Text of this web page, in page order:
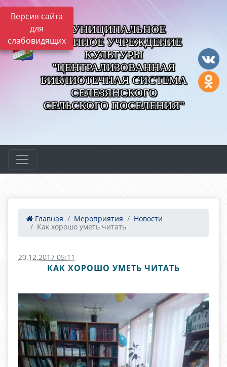
Версия сайта
для
слабовидящих
МУНИЦИПАЛЬНОЕ
КАЗЕННОЕ УЧРЕЖДЕНИЕ
КУЛЬТУРЫ
"ЦЕНТРАЛИЗОВАННАЯ
БИБЛИОТЕЧНАЯ СИСТЕМА
СЕЛЕЗЯНСКОГО
СЕЛЬСКОГО ПОСЕЛЕНИЯ"
Главная Мероприятия
Новости
Как хорошо уметь читать
20.12.2017 05:11
КАК ХОРОШО УМЕТЬ ЧИТАТЬ